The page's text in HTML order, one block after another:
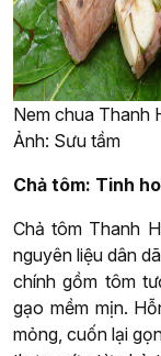
Nem chua Thanh
Ảnh: Sưu tầm
Chả tôm: Tinh
Chả tôm Thanh
nguyên liệu dân
chính gồm tôm
gạo mềm mịn.
mỏng, cuốn lại